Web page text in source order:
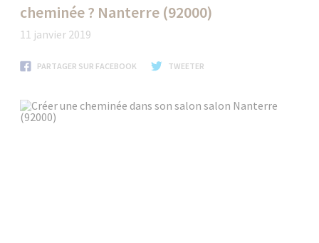
cheminée ? Nanterre (92000)
11 janvier 2019
PARTAGER SUR FACEBOOK TWEETER